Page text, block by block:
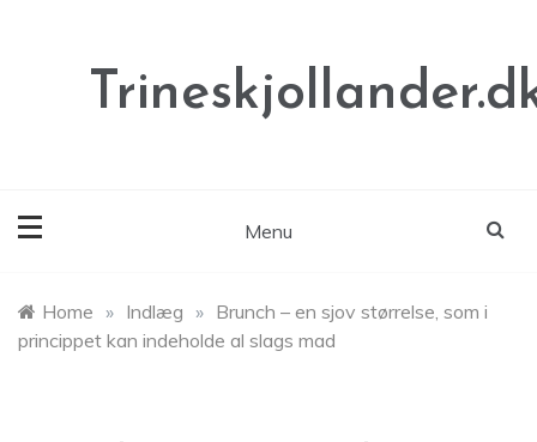
Menu
Home » Indlæg » Brunch – en sjov størrelse, som i
princippet kan indeholde al slags mad